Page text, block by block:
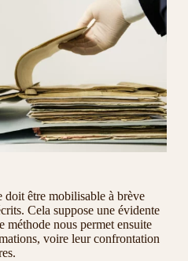
être mobilisable à brève
Cela suppose une évidente
méthode nous permet ensuite
voire leur confrontation